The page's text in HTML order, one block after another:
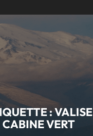
:VALISE
CABINE VERT